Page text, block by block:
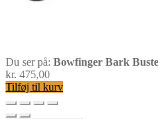
Du ser på: Bowfinger Bark
kr. 475,00
Tilføj til kurv